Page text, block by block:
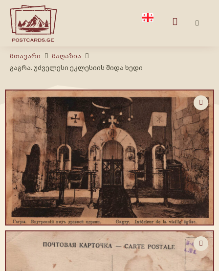
Მთავარი
Მაღაზია
გაგრა. უძველესი ეკლესიის შიდა ხედი